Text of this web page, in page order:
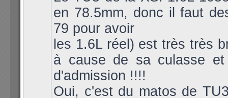
en 78.5mm, donc il faut
79 pour avoir
les 1.6L réel) est très très
à cause de sa culasse
d'admission !!!!
Oui, c'est du matos de